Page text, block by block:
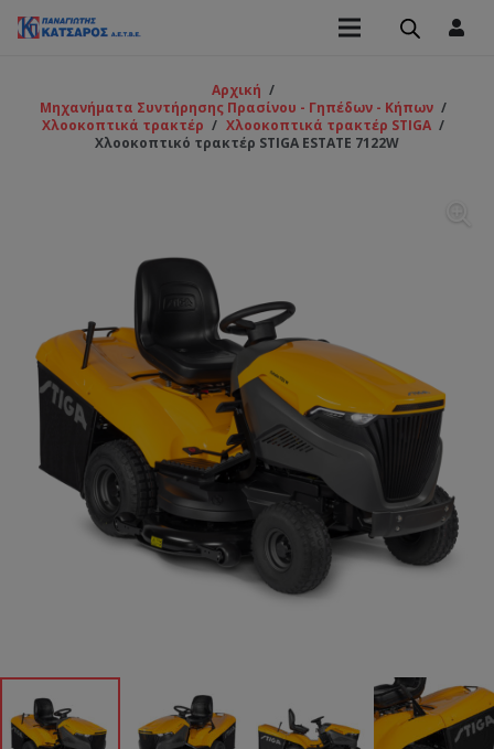
Αρχική /
Μηχανήματα Συντήρησης Πρασίνου - Γηπέδων - Κήπων /
Χλοοκοπτικά τρακτέρ / Χλοοκοπτικά τρακτέρ STIGA /
Χλοοκοπτικό τρακτέρ STIGA ESTATE 7122W